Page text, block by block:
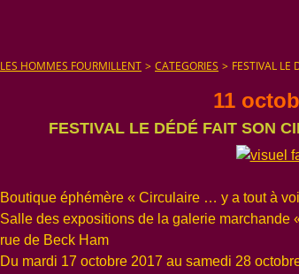
LES HOMMES FOURMILLENT > CATEGORIES > FESTIVAL LE
11
FESTIVAL LE DÉDÉ FAIT SON
Boutique éphémère « Circulaire … y a tout à
Salle des expositions de la galerie marchande
rue de Beck Ham
Du mardi 17 octobre 2017 au samedi 28